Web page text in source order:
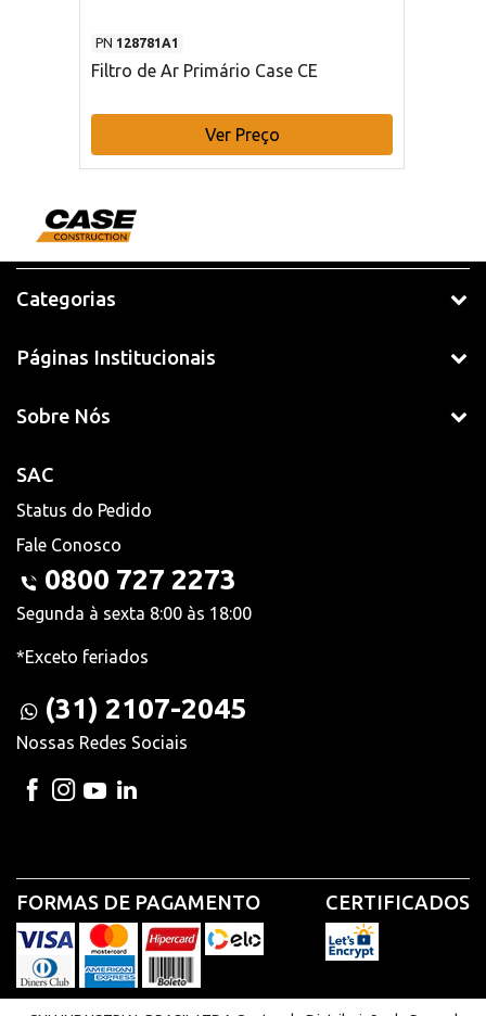
PN 128781A1
Filtro de Ar Primário Case CE
Ver Preço
Categorias
Páginas Institucionais
Sobre Nós
SAC
Status do Pedido
Fale Conosco
0800 727 2273
Segunda à sexta 8:00 às 18:00
*Exceto feriados
(31) 2107-2045
Nossas Redes Sociais
FORMAS DE PAGAMENTO CERTIFICADOS